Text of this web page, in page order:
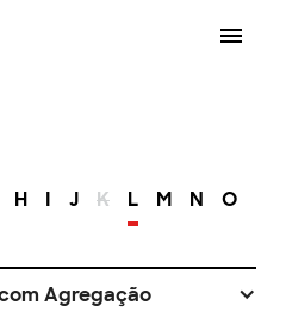
H I J K L M N O
Agregação